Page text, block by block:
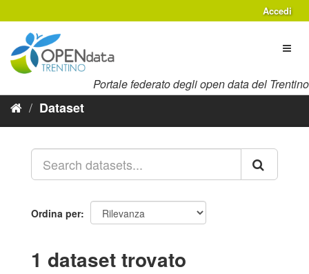
al
contenuto
Accedi
Portale federato degli open data del Trentino
Dataset
Ordina per
1 dataset trovato